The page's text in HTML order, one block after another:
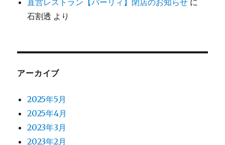
直営レストラン【バーリィ】閉店のお知らせ に
石割透 より
アーカイブ
2025年5月
2025年4月
2023年3月
2023年2月